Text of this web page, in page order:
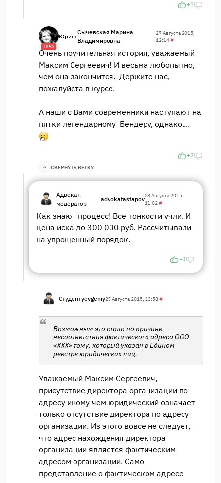
+1
ПРО
Юрист
Сычевская Марина
Владимировна
27 Августа 2015,
12:14#
Очень поучительная история, уважаемый
Максим Сергеевич! И весьма любопытно,
чем она закончится. Держите нас,
пожалуйста в курсе.
А наши с Вами современники наступают на
пятки легендарному Бендеру, однако....
+2
СВЕРНУТЬ ВЕТКУ
Адвокат,
модератор
advokatastapov28 Августа 2015,
11:02#
Как знают процесс! Все тонкости учли. И
цена иска до 300 000 руб. Рассчитывали
на упрощенный порядок.
+3
Студентyevgeniy27 Августа 2015, 13:58#
Возможным это стало по причине
несоответствия фактического адреса ООО
«ХХХ» тому, который указан в Едином
реестре юридических лиц.
Уважаемый Максим Сергеевич,
присутствие директора организации по
адресу иному чем юридический означает
только отсутствие директора по адресу
организации. Из этого вовсе не следует,
что адрес нахождения директора
организации является фактическим
адресом организации. Само
представление о фактическом адресе